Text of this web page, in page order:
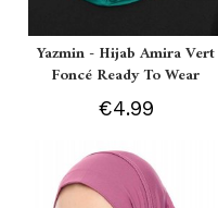
Yazmin - Hijab Amira Vert
Foncé Ready To Wear
€4.99